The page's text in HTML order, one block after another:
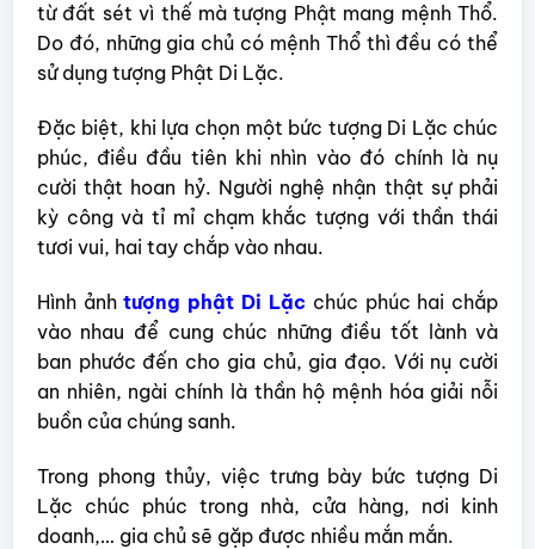
từ đất sét vì thế mà tượng Phật mang mệnh Thổ.
Do đó, những gia chủ có mệnh Thổ thì đều có thể
sử dụng tượng Phật Di Lặc.
Đặc biệt, khi lựa chọn một bức tượng Di Lặc chúc
phúc, điều đầu tiên khi nhìn vào đó chính là nụ
cười thật hoan hỷ. Người nghệ nhận thật sự phải
kỳ công và tỉ mỉ chạm khắc tượng với thần thái
tươi vui, hai tay chắp vào nhau.
Hình ảnhtượng phật Di Lặc chúc phúc hai chắp
vào nhau để cung chúc những điều tốt lành và
ban phước đến cho gia chủ, gia đạo. Với nụ cười
an nhiên, ngài chính là thần hộ mệnh hóa giải nỗi
buồn của chúng sanh.
Trong phong thủy, việc trưng bày bức tượng Di
Lặc chúc phúc trong nhà, cửa hàng, nơi kinh
doanh,… gia chủ sẽ gặp được nhiều mắn mắn.